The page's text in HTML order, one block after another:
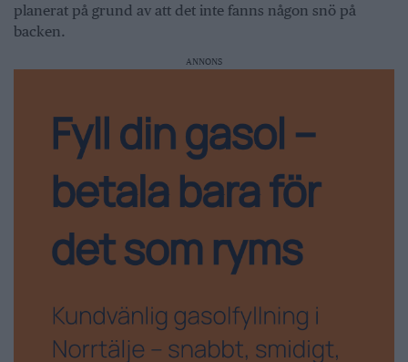
planerat på grund av att det inte fanns någon snö på
backen.
ANNONS